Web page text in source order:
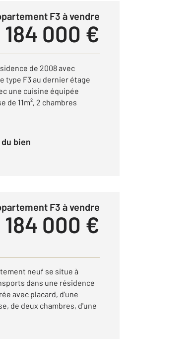
F3 à vendre
184 000 €
de 2008 avec
type F3 au dernier étage
une cuisine équipée
11m², 2 chambres
du bien
F3 à vendre
184 000 €
neuf se situe à
dans une résidence
avec placard, d'une
de deux chambres, d'une